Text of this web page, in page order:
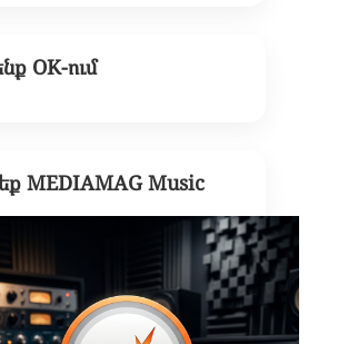
OK-ում
MEDIAMAG Music